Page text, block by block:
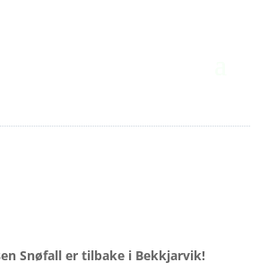
Snøfall er tilbake i Bekkjarvik!